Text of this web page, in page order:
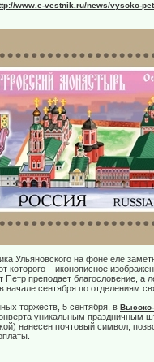
www.e-vestnik.ru/news/vysoko-
Ульяновского на фоне еле
которого – иконописное
Петр преподает благословение,
начале сентября по отделениям
торжеств, 5 сентября, в
уникальным праздничным
нанесен почтовый символ,